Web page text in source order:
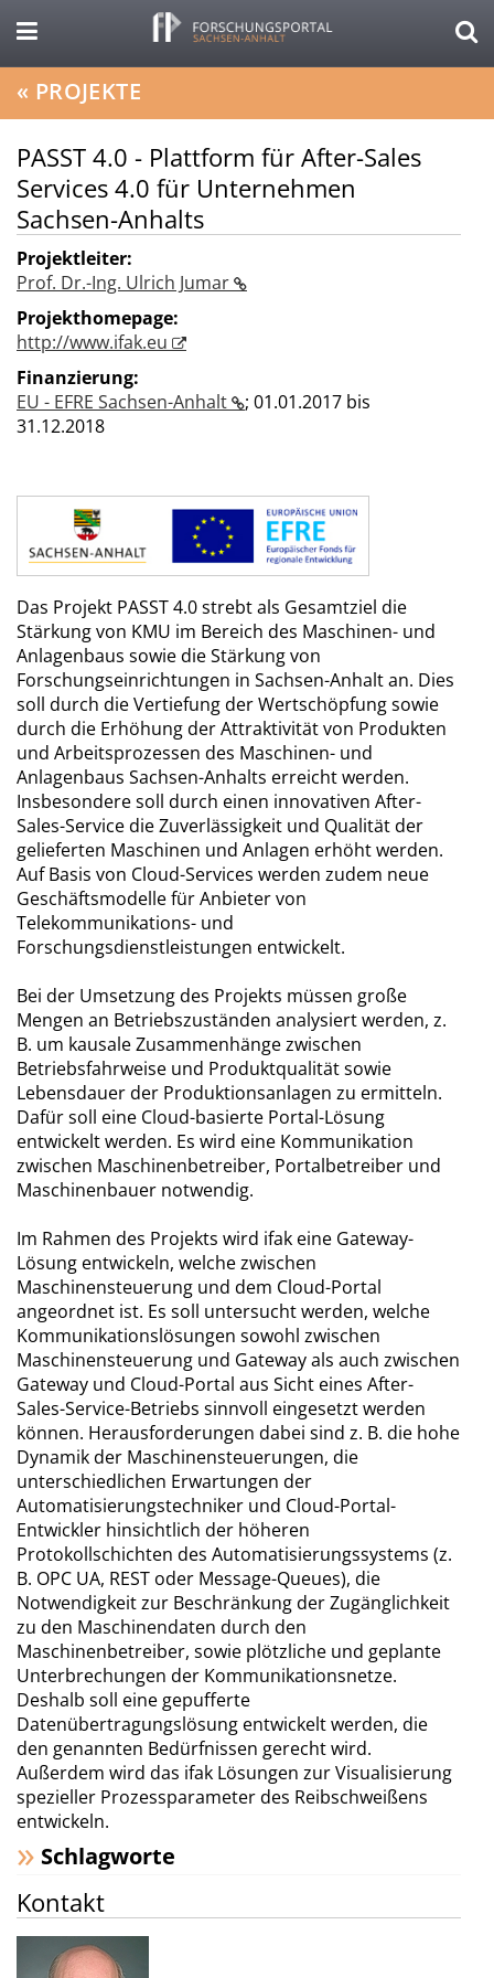
« PROJEKTE
PASST 4.0 - Plattform für After-Sales
Services 4.0 für Unternehmen
Sachsen-Anhalts
Projektleiter:
Prof. Dr.-Ing. Ulrich Jumar
Projekthomepage:
http://www.ifak.eu
Finanzierung:
EU - EFRE Sachsen-Anhalt
; 01.01.2017 bis
31.12.2018
Das Projekt PASST 4.0 strebt als Gesamtziel die
Stärkung von KMU im Bereich des Maschinen- und
Anlagenbaus sowie die Stärkung von
Forschungseinrichtungen in Sachsen-Anhalt an. Dies
soll durch die Vertiefung der Wertschöpfung sowie
durch die Erhöhung der Attraktivität von Produkten
und Arbeitsprozessen des Maschinen- und
Anlagenbaus Sachsen-Anhalts erreicht werden.
Insbesondere soll durch einen innovativen After-
Sales-Service die Zuverlässigkeit und Qualität der
gelieferten Maschinen und Anlagen erhöht werden.
Auf Basis von Cloud-Services werden zudem neue
Geschäftsmodelle für Anbieter von
Telekommunikations- und
Forschungsdienstleistungen entwickelt.
Bei der Umsetzung des Projekts müssen große
Mengen an Betriebszuständen analysiert werden, z.
B. um kausale Zusammenhänge zwischen
Betriebsfahrweise und Produktqualität sowie
Lebensdauer der Produktionsanlagen zu ermitteln.
Dafür soll eine Cloud-basierte Portal-Lösung
entwickelt werden. Es wird eine Kommunikation
zwischen Maschinenbetreiber, Portalbetreiber und
Maschinenbauer notwendig.
Im Rahmen des Projekts wird ifak eine Gateway-
Lösung entwickeln, welche zwischen
Maschinensteuerung und dem Cloud-Portal
angeordnet ist. Es soll untersucht werden, welche
Kommunikationslösungen sowohl zwischen
Maschinensteuerung und Gateway als auch zwischen
Gateway und Cloud-Portal aus Sicht eines After-
Sales-Service-Betriebs sinnvoll eingesetzt werden
können. Herausforderungen dabei sind z. B. die hohe
Dynamik der Maschinensteuerungen, die
unterschiedlichen Erwartungen der
Automatisierungstechniker und Cloud-Portal-
Entwickler hinsichtlich der höheren
Protokollschichten des Automatisierungssystems (z.
B. OPC UA, REST oder Message-Queues), die
Notwendigkeit zur Beschränkung der Zugänglichkeit
zu den Maschinendaten durch den
Maschinenbetreiber, sowie plötzliche und geplante
Unterbrechungen der Kommunikationsnetze.
Deshalb soll eine gepufferte
Datenübertragungslösung entwickelt werden, die
den genannten Bedürfnissen gerecht wird.
Außerdem wird das ifak Lösungen zur Visualisierung
spezieller Prozessparameter des Reibschweißens
entwickeln.
Schlagworte
Kontakt